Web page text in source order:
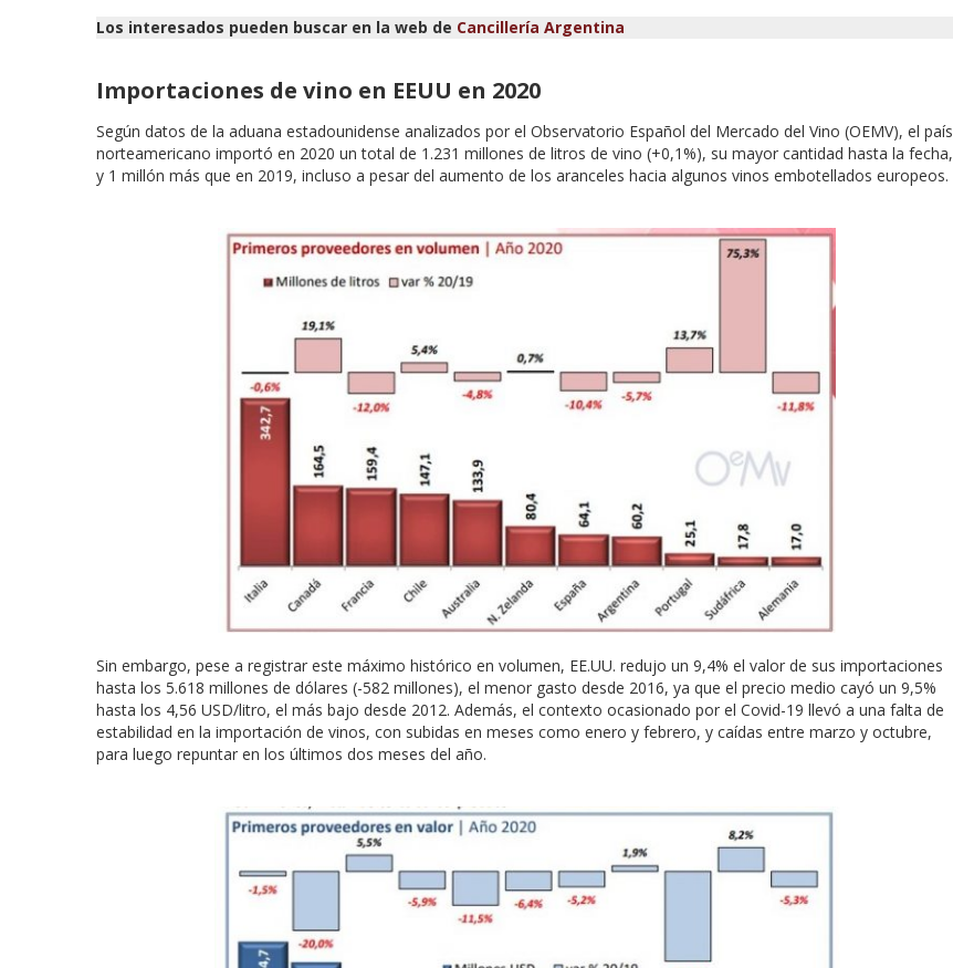
Los interesados pueden buscar en la web de Cancillería Argentina
Importaciones de vino en EEUU en 2020
Según datos de la aduana estadounidense analizados por el Observatorio Español del Mercado del Vino (OEMV), el país
norteamericano importó en 2020 un total de 1.231 millones de litros de vino (+0,1%), su mayor cantidad hasta la fecha,
y 1 millón más que en 2019, incluso a pesar del aumento de los aranceles hacia algunos vinos embotellados europeos.
Sin embargo, pese a registrar este máximo histórico en volumen, EE.UU. redujo un 9,4% el valor de sus importaciones
hasta los 5.618 millones de dólares (-582 millones), el menor gasto desde 2016, ya que el precio medio cayó un 9,5%
hasta los 4,56 USD/litro, el más bajo desde 2012. Además, el contexto ocasionado por el Covid-19 llevó a una falta de
estabilidad en la importación de vinos, con subidas en meses como enero y febrero, y caídas entre marzo y octubre,
para luego repuntar en los últimos dos meses del año.